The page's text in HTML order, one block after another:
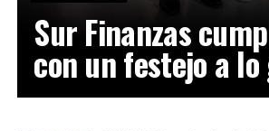
Sur Finanzas
con un festejo a